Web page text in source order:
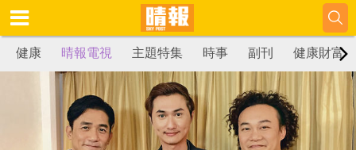
健康 晴報電視 主題特集 時事 副刊 健康財富